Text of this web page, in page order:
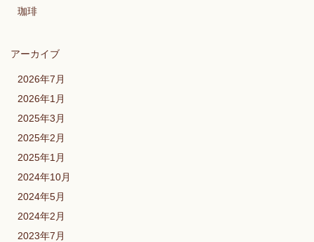
珈琲
アーカイブ
2026年7月
2026年1月
2025年3月
2025年2月
2025年1月
2024年10月
2024年5月
2024年2月
2023年7月